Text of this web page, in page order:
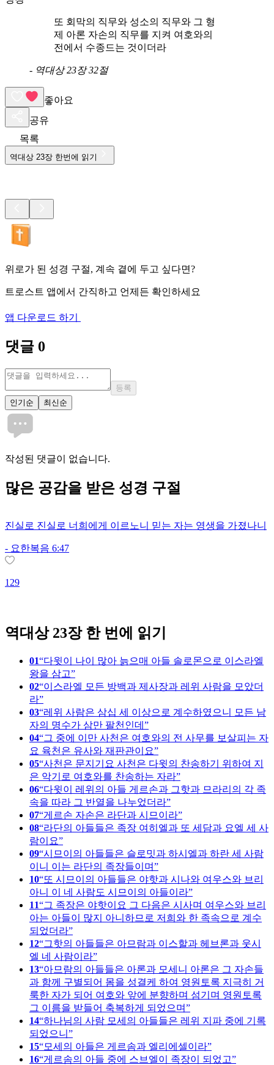
또 회막의 직무와 성소의 직무와 그 형
제 아론 자손의 직무를 지켜 여호와의
전에서 수종드는 것이더라
- 역대상 23장 32절
좋아요
공유
목록
역대상 23장 한번에 읽기
위로가 된 성경 구절, 계속 곁에 두고 싶다면?
트로스트 앱에서 간직하고 언제든 확인하세요
앱 다운로드 하기
댓글 0
등록
인기순
최신순
작성된 댓글이 없습니다.
많은 공감을 받은 성경 구절
진실로 진실로 너희에게 이르노니 믿는 자는 영생을 가졌나니
- 요한복음 6:47
129
역대상 23장 한 번에 읽기
01 다윗이 나이 많아 늙으매 아들 솔로몬으로 이스라엘
왕을 삼고
02 이스라엘 모든 방백과 제사장과 레위 사람을 모았더
라
03 레위 사람은 삼십 세 이상으로 계수하였으니 모든 남
자의 명수가 삼만 팔천인데
04 그 중에 이만 사천은 여호와의 전 사무를 보살피는 자
요 육천은 유사와 재판관이요
05 사천은 문지기요 사천은 다윗의 찬송하기 위하여 지
은 악기로 여호와를 찬송하는 자라
06 다윗이 레위의 아들 게르손과 그핫과 므라리의 각 족
속을 따라 그 반열을 나누었더라
07 게르손 자손은 라단과 시므이라
08 라단의 아들들은 족장 여히엘과 또 세담과 요엘 세 사
람이요
09 시므이의 아들들은 슬로밋과 하시엘과 하란 세 사람
이니 이는 라단의 족장들이며
10 또 시므이의 아들들은 야핫과 시나와 여우스와 브리
아니 이 네 사람도 시므이의 아들이라
11
그 족장은 야핫이요 그 다음은 시사며 여우스와 브리
아는 아들이 많지 아니하므로 저희와 한 족속으로 계수
되었더라
12 그핫의 아들들은 아므람과 이스할과 헤브론과 웃시
엘 네 사람이라
13 아므람의 아들들은 아론과 모세니 아론은 그 자손들
과 함께 구별되어 몸을 성결케 하여 영원토록 지극히 거
룩한 자가 되어 여호와 앞에 분향하며 섬기며 영원토록
그 이름을 받들어 축복하게 되었으며
14 하나님의 사람 모세의 아들들은 레위 지파 중에 기록
되었으니
15 모세의 아들은 게르솜과 엘리에셀이라
16 게르솜의 아들 중에 스브엘이 족장이 되었고